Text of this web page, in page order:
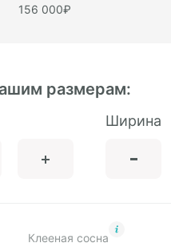
156 000₽
размерам:
Ширина
Клееная сосна